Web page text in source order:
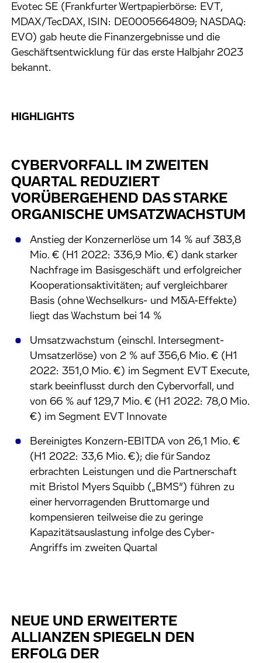
Evotec SE (Frankfurter Wertpapierbörse: EVT,
MDAX/TecDAX, ISIN: DE0005664809; NASDAQ:
EVO) gab heute die Finanzergebnisse und die
Geschäftsentwicklung für das erste Halbjahr 2023
bekannt.
HIGHLIGHTS
CYBERVORFALL IM ZWEITEN
QUARTAL REDUZIERT
VORÜBERGEHEND DAS STARKE
ORGANISCHE UMSATZWACHSTUM
Anstieg der Konzernerlöse um 14 % auf 383,8
Mio. € (H1 2022: 336,9 Mio. €) dank starker
Nachfrage im Basisgeschäft und erfolgreicher
Kooperationsaktivitäten; auf vergleichbarer
Basis (ohne Wechselkurs- und M&A-Effekte)
liegt das Wachstum bei 14 %
Umsatzwachstum (einschl. Intersegment-
Umsatzerlöse) von 2 % auf 356,6 Mio. € (H1
2022: 351,0 Mio. €) im Segment EVT Execute,
stark beeinflusst durch den Cybervorfall, und
von 66 % auf 129,7 Mio. € (H1 2022: 78,0 Mio.
€) im Segment EVT Innovate
Bereinigtes Konzern-EBITDA von 26,1 Mio. €
(H1 2022: 33,6 Mio. €); die für Sandoz
erbrachten Leistungen und die Partnerschaft
mit Bristol Myers Squibb („BMS”) führen zu
einer hervorragenden Bruttomarge und
kompensieren teilweise die zu geringe
Kapazitätsauslastung infolge des Cyber-
Angriffs im zweiten Quartal
NEUE UND ERWEITERTE
ALLIANZEN SPIEGELN DEN
ERFOLG DER